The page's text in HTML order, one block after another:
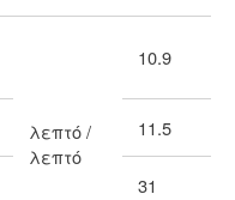
λεπτό /
λεπτό
10.9
11.5
31